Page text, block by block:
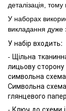
деталізація, тому
У наборах
викладання дуже
У набір входить:
- Щільна
лицьову
символьна схема
Символьна схема
глянцевого
- Ключ до схеми і